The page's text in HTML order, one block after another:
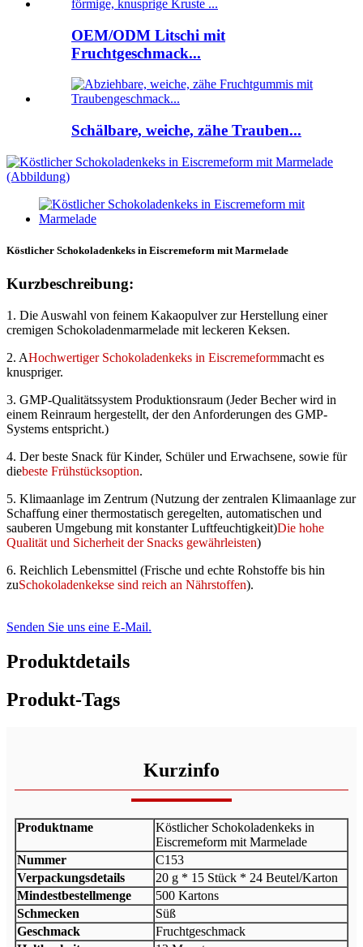
OEM/ODM Litschi mit
Fruchtgeschmack...
Schälbare, weiche, zähe Trauben...
Köstlicher Schokoladenkeks in Eiscremeform mit Marmelade
Kurzbeschreibung:
1. Die Auswahl von feinem Kakaopulver zur Herstellung einer
cremigen Schokoladenmarmelade mit leckeren Keksen.
2. AHochwertiger Schokoladenkeks in Eiscremeformmacht es
knuspriger.
3. GMP-Qualitätssystem Produktionsraum (Jeder Becher wird in
einem Reinraum hergestellt, der den Anforderungen des GMP-
Systems entspricht.)
4. Der beste Snack für Kinder, Schüler und Erwachsene, sowie für
diebeste Frühstücksoption.
5. Klimaanlage im Zentrum (Nutzung der zentralen Klimaanlage zur
Schaffung einer thermostatisch geregelten, automatischen und
sauberen Umgebung mit konstanter Luftfeuchtigkeit)Die hohe
Qualität und Sicherheit der Snacks gewährleisten)
6. Reichlich Lebensmittel (Frische und echte Rohstoffe bis hin
zuSchokoladenkekse sind reich an Nährstoffen).
Senden Sie uns eine E-Mail.
Produktdetails
Produkt-Tags
Kurzinfo
Produktname
Köstlicher Schokoladenkeks in
Eiscremeform mit Marmelade
Nummer
C153
Verpackungsdetails
20 g * 15 Stück * 24 Beutel/Karton
Mindestbestellmenge
500 Kartons
Schmecken
Süß
Geschmack
Fruchtgeschmack